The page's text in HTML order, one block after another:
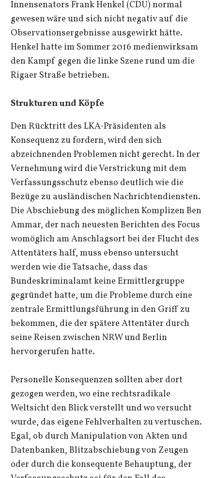
Innensenators Frank Henkel (CDU) normal
gewesen wäre und sich nicht negativ auf die
Observationsergebnisse ausgewirkt hätte.
Henkel hatte im Sommer 2016 medienwirksam
den Kampf gegen die linke Szene rund um die
Rigaer Straße betrieben.
Strukturen und Köpfe
Den Rücktritt des LKA-Präsidenten als
Konsequenz zu fordern, wird den sich
abzeichnenden Problemen nicht gerecht. In der
Vernehmung wird die Verstrickung mit dem
Verfassungsschutz ebenso deutlich wie die
Bezüge zu ausländischen Nachrichtendiensten.
Die Abschiebung des möglichen Komplizen Ben
Ammar, der nach neuesten Berichten des Focus
womöglich am Anschlagsort bei der Flucht des
Attentäters half, muss ebenso untersucht
werden wie die Tatsache, dass das
Bundeskriminalamt keine Ermittlergruppe
gegründet hatte, um die Probleme durch eine
zentrale Ermittlungsführung in den Griff zu
bekommen, die der spätere Attentäter durch
seine Reisen zwischen NRW und Berlin
hervorgerufen hatte.
Personelle Konsequenzen sollten aber dort
gezogen werden, wo eine rechtsradikale
Weltsicht den Blick verstellt und wo versucht
wurde, das eigene Fehlverhalten zu vertuschen.
Egal, ob durch Manipulation von Akten und
Datenbanken, Blitzabschiebung von Zeugen
oder durch die konsequente Behauptung, der